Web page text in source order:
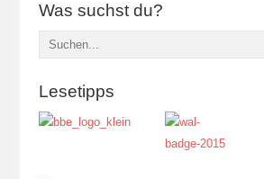
Was suchst du?
Lesetipps